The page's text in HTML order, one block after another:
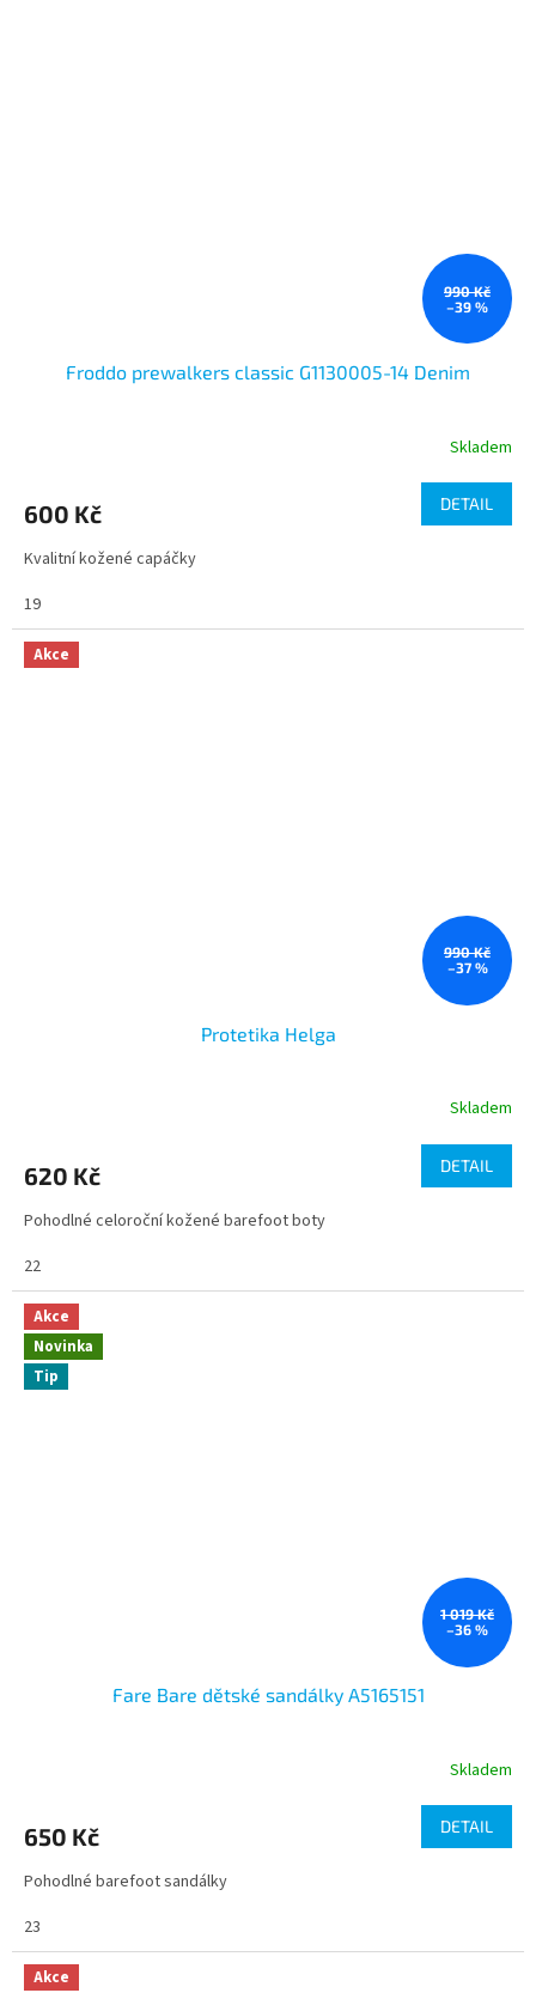
990 Kč
–39 %
Froddo prewalkers classic G1130005-14 Denim
Skladem
600 Kč DETAIL
Kvalitní kožené capáčky
19
Akce
990 Kč
–37 %
Protetika Helga
Skladem
620 Kč DETAIL
Pohodlné celoroční kožené barefoot boty
22
Akce
Novinka
Tip
1 019 Kč
–36 %
Fare Bare dětské sandálky A5165151
Skladem
650 Kč DETAIL
Pohodlné barefoot sandálky
23
Akce